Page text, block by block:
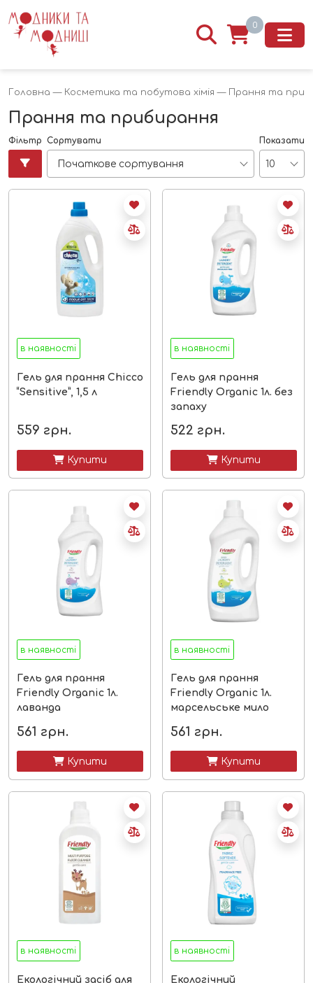
0
Головна — Косметика та побутова хімія — Прання та
Прання та прибирання
Фільтр Сортувати
Початкове сортування
Показати
10
в наявності
Гель для прання Chicco
“Sensitive”, 1,5 л
559 грн.
 Купити
в наявності
Гель для прання
Friendly Organic 1л. без
запаху
522 грн.
 Купити
в наявності
Гель для прання
Friendly Organic 1л.
лаванда
561 грн.
 Купити
в наявності
Гель для прання
Friendly Organic 1л.
марсельське мило
561 грн.
 Купити
в наявності
Екологічний засіб для
в наявності
Екологічний